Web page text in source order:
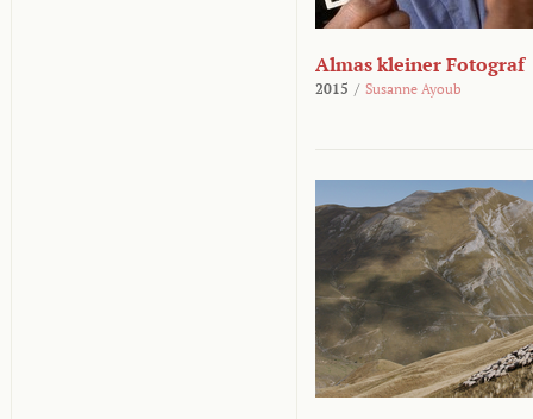
Almas kleiner Fotograf
2015 / Susanne Ayoub